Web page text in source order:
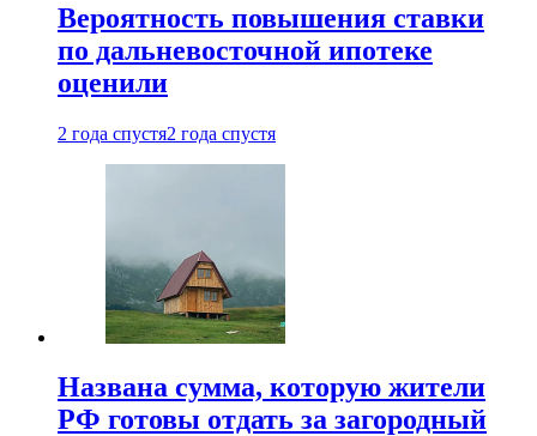
Вероятность повышения ставки
по дальневосточной ипотеке
оценили
2 года спустя2 года спустя
Названа сумма, которую жители
РФ готовы отдать за загородный